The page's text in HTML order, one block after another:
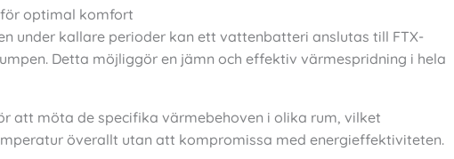
optimal komfort
under kallare perioder kan ett vattenbatteri anslutas till FTX-
Detta möjliggör en jämn och effektiv värmespridning i hela
att möta de specifika värmebehoven i olika rum, vilket
överallt utan att kompromissa med energieffektiviteten.